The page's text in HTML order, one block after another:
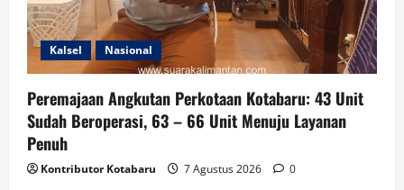
Kalsel Nasional
Peremajaan Angkutan Perkotaan Kotabaru: 43 Unit
Sudah Beroperasi, 63 – 66 Unit Menuju Layanan
Penuh
Kontributor Kotabaru 7 Agustus 2026 0